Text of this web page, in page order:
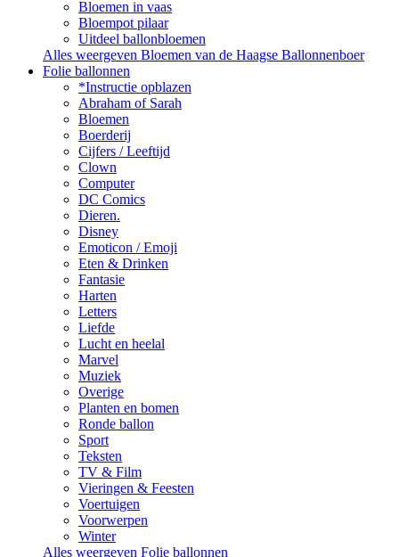
Bloemen in vaas
Bloempot pilaar
Uitdeel ballonbloemen
Alles weergeven Bloemen van de Haagse Ballonnenboer
Folie ballonnen
*Instructie opblazen
Abraham of Sarah
Bloemen
Boerderij
Cijfers / Leeftijd
Clown
Computer
DC Comics
Dieren.
Disney
Emoticon / Emoji
Eten & Drinken
Fantasie
Harten
Letters
Liefde
Lucht en heelal
Marvel
Muziek
Overige
Planten en bomen
Ronde ballon
Sport
Teksten
TV & Film
Vieringen & Feesten
Voertuigen
Voorwerpen
Winter
Alles weergeven Folie ballonnen